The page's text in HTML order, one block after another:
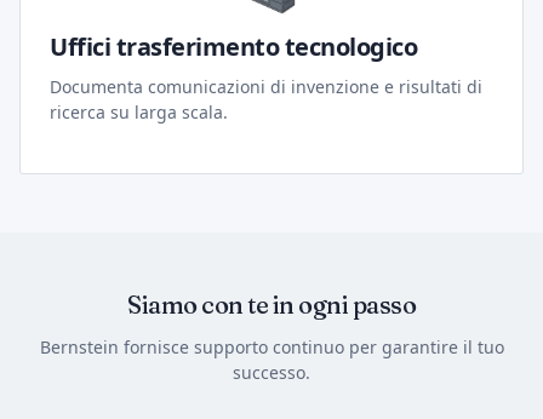
Uffici trasferimento tecnologico
Documenta comunicazioni di invenzione e risultati di
ricerca su larga scala.
Siamo con te in ogni passo
Bernstein fornisce supporto continuo per garantire il tuo
successo.